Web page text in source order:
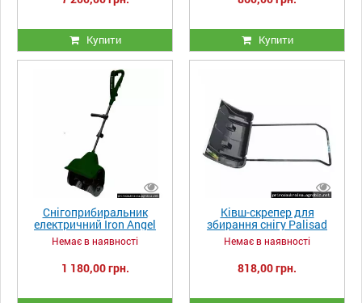
Купити Купити
Снігоприбиральник
електричний Iron Angel
1100
Немає в наявності
1 180,00 грн.
Ківш-скрепер для
збирання снігу Palisad
Немає в наявності
818,00 грн.